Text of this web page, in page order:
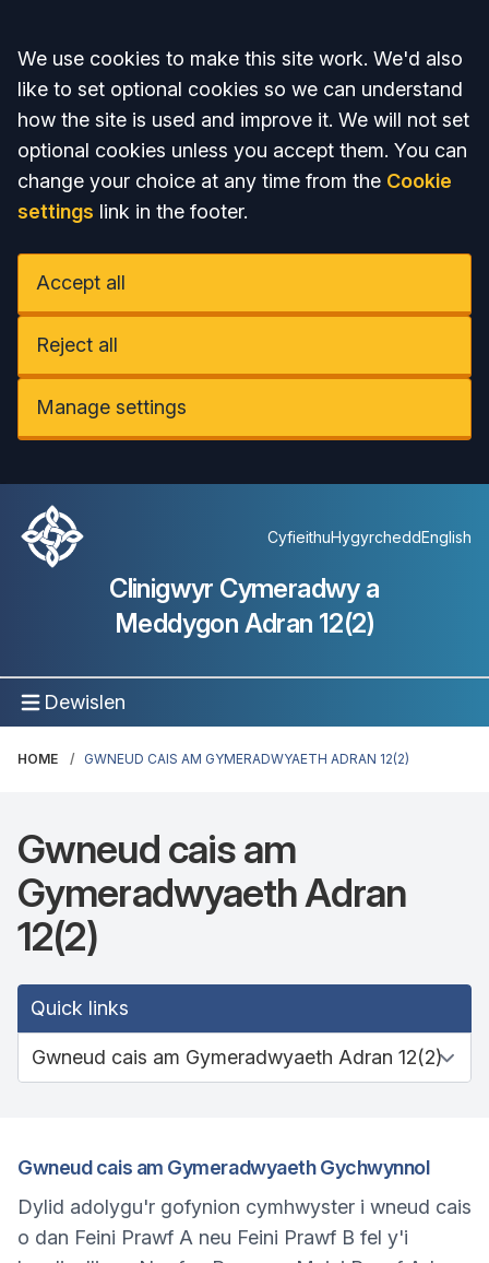
Accept all
We use cookies to make this site work. We'd also
like to set optional cookies so we can understand
how the site is used and improve it. We will not set
optional cookies unless you accept them. You can
change your choice at any time from the Cookie
settings link in the footer.
Accept all
Reject all
Manage settings
CyfieithuHygyrcheddEnglish
Clinigwyr Cymeradwy a
Meddygon Adran 12(2)
Dewislen
HOME GWNEUD CAIS AM GYMERADWYAETH ADRAN 12(2)
Gwneud cais am
Gymeradwyaeth Adran
12(2)
Quick links
Gwneud cais am Gymeradwyaeth Gychwynnol
Dylid adolygu'r gofynion cymhwyster i wneud cais
o dan Feini Prawf A neu Feini Prawf B fel y'i